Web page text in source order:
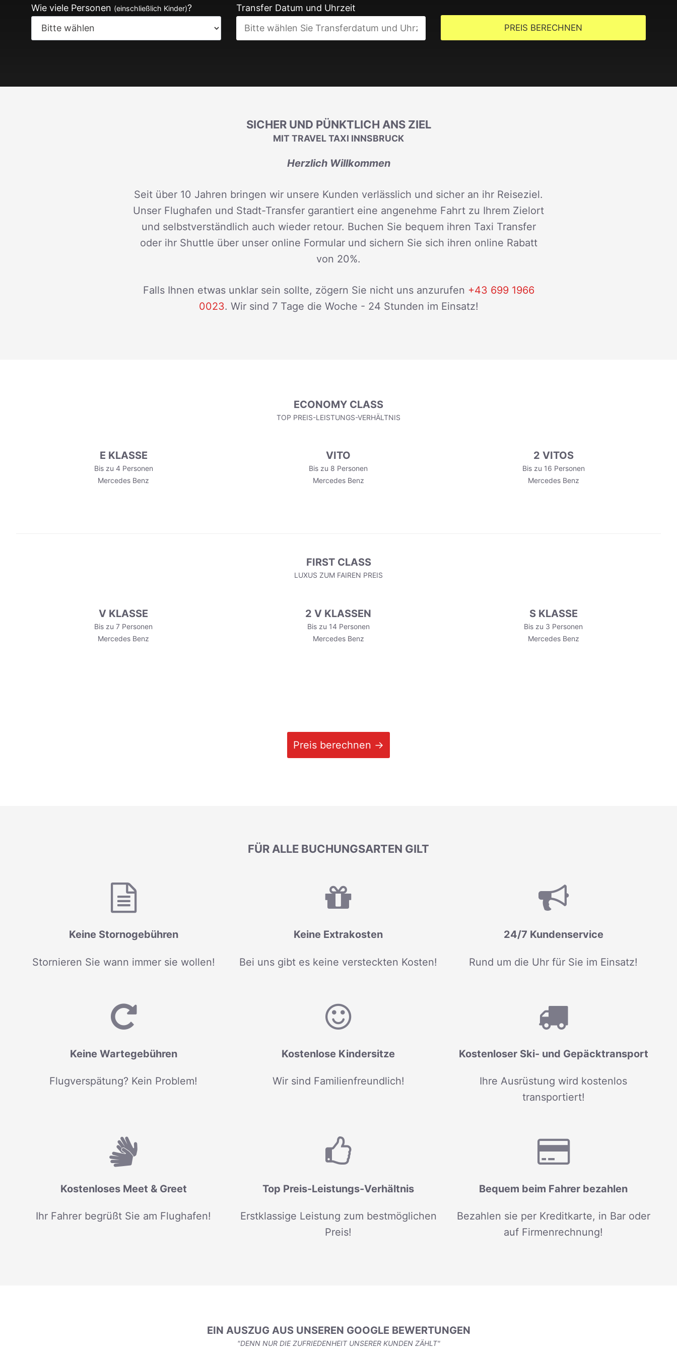
Wie viele Personen (einschließlich Kinder)? Transfer Datum und Uhrzeit
PREIS BERECHNEN
SICHER UND PÜNKTLICH ANS ZIEL
MIT TRAVEL TAXI INNSBRUCK
Herzlich Willkommen
Seit über 10 Jahren bringen wir unsere Kunden verlässlich und sicher an ihr Reiseziel.
Unser Flughafen und Stadt-Transfer garantiert eine angenehme Fahrt zu Ihrem Zielort
und selbstverständlich auch wieder retour. Buchen Sie bequem ihren Taxi Transfer
oder ihr Shuttle über unser online Formular und sichern Sie sich ihren online Rabatt
von 20%.
Falls Ihnen etwas unklar sein sollte, zögern Sie nicht uns anzurufen +43 699 1966
0023. Wir sind 7 Tage die Woche - 24 Stunden im Einsatz!
ECONOMY CLASS
TOP PREIS-LEISTUNGS-VERHÄLTNIS
E KLASSE
Bis zu 4 Personen
Mercedes Benz
VITO
Bis zu 8 Personen
Mercedes Benz
2 VITOS
Bis zu 16 Personen
Mercedes Benz
FIRST CLASS
LUXUS ZUM FAIREN PREIS
V KLASSE
Bis zu 7 Personen
Mercedes Benz
2 V KLASSEN
Bis zu 14 Personen
Mercedes Benz
S KLASSE
Bis zu 3 Personen
Mercedes Benz
Preis berechnen →
FÜR ALLE BUCHUNGSARTEN GILT
Keine Stornogebühren
Stornieren Sie wann immer sie wollen!
Keine Extrakosten
Bei uns gibt es keine versteckten Kosten!
24/7 Kundenservice
Rund um die Uhr für Sie im Einsatz!
Keine Wartegebühren
Flugverspätung? Kein Problem!
Kostenlose Kindersitze
Wir sind Familienfreundlich!
Kostenloser Ski- und Gepäcktransport
Ihre Ausrüstung wird kostenlos
transportiert!
Kostenloses Meet & Greet
Ihr Fahrer begrüßt Sie am Flughafen!
Top Preis-Leistungs-Verhältnis
Erstklassige Leistung zum bestmöglichen
Preis!
Bequem beim Fahrer bezahlen
Bezahlen sie per Kreditkarte, in Bar oder
auf Firmenrechnung!
EIN AUSZUG AUS UNSEREN GOOGLE BEWERTUNGEN
"DENN NUR DIE ZUFRIEDENHEIT UNSERER KUNDEN ZÄHLT"